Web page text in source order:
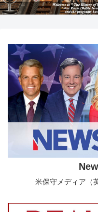
米保守メディア（